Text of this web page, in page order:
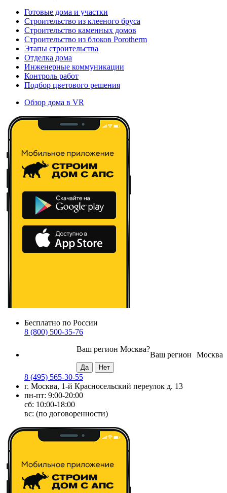
Готовые дома и участки
Строительство из клееного бруса
Строительство каменных домов
Строительство из блоков Porotherm
Этапы строительства
Отделка дома
Инженерные коммуникации
Контроль работ
Подбор цветового решения
Обзор дома в VR
Бесплатно по России
8 (800) 500-35-76
Москва
Ваш регион
Ваш регион Москва?
8 (495) 565-30-55
г. Москва, 1-й Красносельский переулок д. 13
пн-пт: 9:00-20:00
сб: 10:00-18:00
вс: (по договоренности)